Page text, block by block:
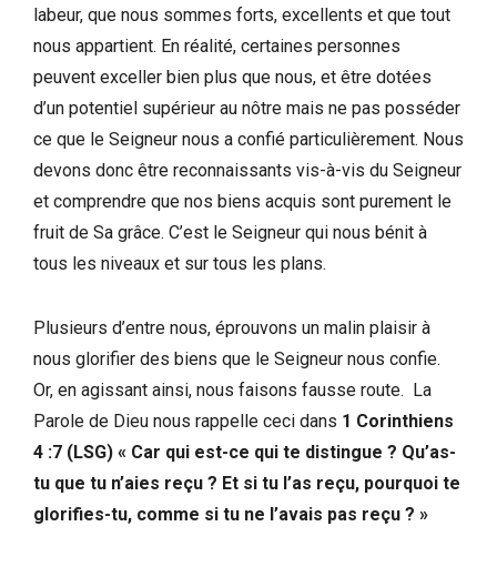
labeur, que nous sommes forts, excellents et que tout
nous appartient. En réalité, certaines personnes
peuvent exceller bien plus que nous, et être dotées
d’un potentiel supérieur au nôtre mais ne pas posséder
ce que le Seigneur nous a confié particulièrement. Nous
devons donc être reconnaissants vis-à-vis du Seigneur
et comprendre que nos biens acquis sont purement le
fruit de Sa grâce. C’est le Seigneur qui nous bénit à
tous les niveaux et sur tous les plans.
Plusieurs d’entre nous, éprouvons un malin plaisir à
nous glorifier des biens que le Seigneur nous confie.
Or, en agissant ainsi, nous faisons fausse route. La
Parole de Dieu nous rappelle ceci dans 1 Corinthiens
4 :7 (LSG) « Car qui est-ce qui te distingue ? Qu’as-
tu que tu n’aies reçu ? Et si tu l’as reçu, pourquoi te
glorifies-tu, comme si tu ne l’avais pas reçu ? »